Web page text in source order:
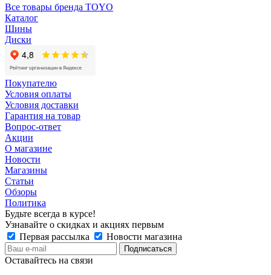
Все товары бренда TOYO
Каталог
Шины
Диски
Покупателю
Условия оплаты
Условия доставки
Гарантия на товар
Вопрос-ответ
Акции
О магазине
Новости
Магазины
Статьи
Обзоры
Политика
Будьте всегда в курсе!
Узнавайте о скидках и акциях первым
Первая рассылка
Новости магазина
Оставайтесь на связи